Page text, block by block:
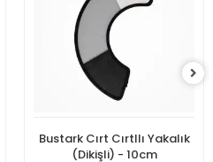
Bustark Cırt Cırtllı Yakalık
(Dikişli) - 10cm